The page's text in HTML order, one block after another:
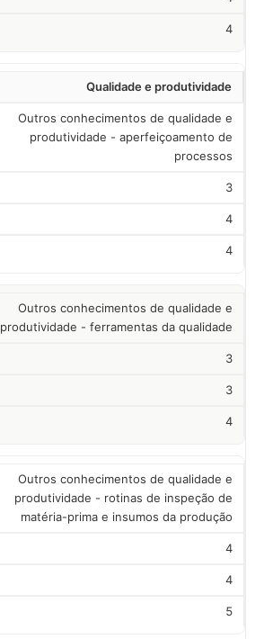
4
Qualidade e produtividade
Outros conhecimentos de qualidade e
produtividade - aperfeiçoamento de
processos
3
4
4
Outros conhecimentos de qualidade e
produtividade - ferramentas da qualidade
3
3
4
Outros conhecimentos de qualidade e
produtividade - rotinas de inspeção de
matéria-prima e insumos da produção
4
4
5